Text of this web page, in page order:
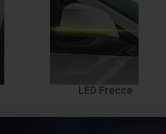
LED Frecce